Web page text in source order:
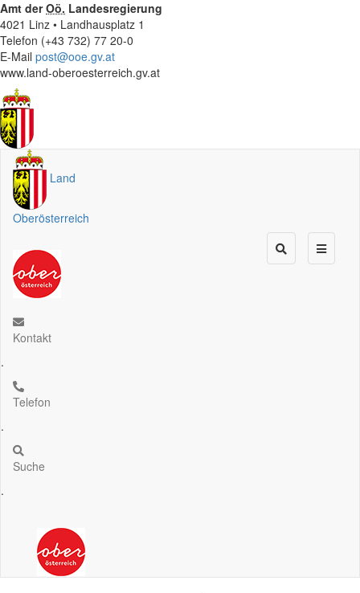
Amt derOö. Landesregierung
4021 Linz • Landhausplatz 1
Telefon (+43 732) 77 20-0
E-Mail post@ooe.gv.at
www.land-oberoesterreich.gv.at
Land
Oberösterreich
Kontakt
.
Telefon
.
Suche
.